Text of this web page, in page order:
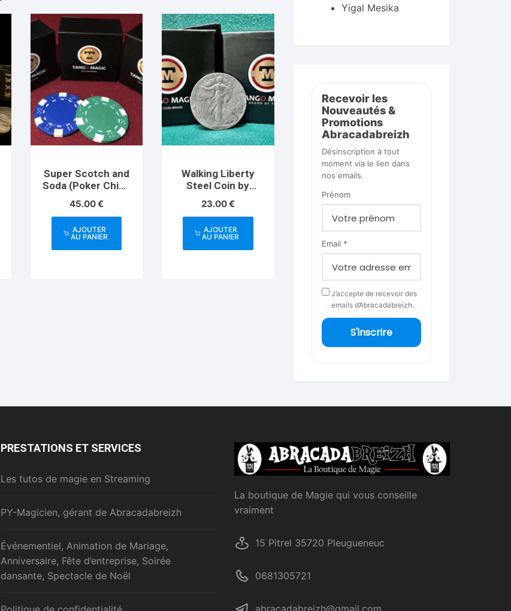
Super Scotch and
Soda (Poker Chips
PK007) by Tango
Magic
45.00€
AJOUTER
AU PANIER
Walking Liberty
Steel Coin by
Tango Magic –
Trick(RP026)
23.00€
AJOUTER
AU PANIER
Yigal Mesika
Recevoir les
Nouveautés &
Promotions
Abracadabreizh
Désinscription à tout
moment via le lien dans
nos emails.
Prénom
Email *
J’accepte de recevoir des
emails d’Abracadabreizh.
S'inscrire
PRESTATIONS ET SERVICES
Les tutos de magie en Streaming
PY-Magicien, gérant de Abracadabreizh
Événementiel, Animation de Mariage,
Anniversaire, Fête d’entreprise, Soirée
dansante, Spectacle de Noël
La boutique de Magie qui vous conseille
vraiment
15 Pitrel 35720 Pleugueneuc
0681305721